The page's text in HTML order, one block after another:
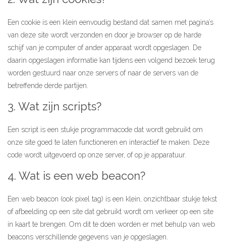
Kom in actie
Ontwikkeltraject Onbeperkt Talent
Breng een ODE!
Ver- en vooroordelencheck
De Teamaanpak
Bekijk volledig overzicht
In jouw organisatie
De beweging in cijfers
Een cookie is een klein eenvoudig bestand dat samen met pagina’s
van deze site wordt verzonden en door je browser op de harde
schijf van je computer of ander apparaat wordt opgeslagen. De
daarin opgeslagen informatie kan tijdens een volgend bezoek terug
worden gestuurd naar onze servers of naar de servers van de
betreffende derde partijen.
3. Wat zijn scripts?
Een script is een stukje programmacode dat wordt gebruikt om
onze site goed te laten functioneren en interactief te maken. Deze
code wordt uitgevoerd op onze server, of op je apparatuur.
4. Wat is een web beacon?
Een web beacon (ook pixel tag) is een klein, onzichtbaar stukje tekst
of afbeelding op een site dat gebruikt wordt om verkeer op een site
in kaart te brengen. Om dit te doen worden er met behulp van web
beacons verschillende gegevens van je opgeslagen.